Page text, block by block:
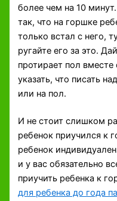
более чем на 10
так, что на горшке
только встал с него,
ругайте его за это.
протирает пол
указать, что писать
или на пол.
И не стоит слишком
ребенок приучился к
ребенок
и у вас обязательно
приучить ребенка к
для ребенка до года